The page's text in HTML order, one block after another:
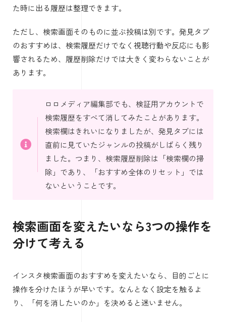
た時に出る履歴は整理できます。
ただし、検索画面そのものに並ぶ投稿は別です。発見タブ
のおすすめは、検索履歴だけでなく視聴行動や反応にも影
響されるため、履歴削除だけでは大きく変わらないことが
あります。
ロロメディア編集部でも、検証用アカウントで
検索履歴をすべて消してみたことがあります。
検索欄はきれいになりましたが、発見タブには
直前に見ていたジャンルの投稿がしばらく残り
ました。つまり、検索履歴削除は「検索欄の掃
除」であり、「おすすめ全体のリセット」では
ないということです。
検索画面を変えたいなら3つの操作を
分けて考える
インスタ検索画面のおすすめを変えたいなら、目的ごとに
操作を分けたほうが早いです。なんとなく設定を触るよ
り、「何を消したいのか」を決めると迷いません。